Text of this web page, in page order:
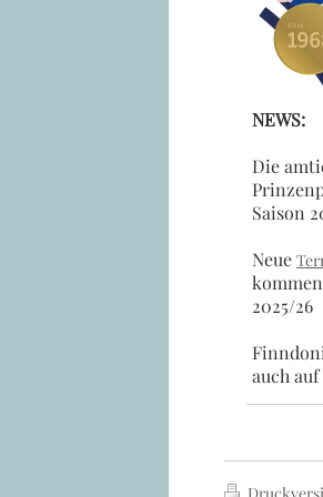
NEWS:
Die
Saison
Neue
2025/26
auch auf